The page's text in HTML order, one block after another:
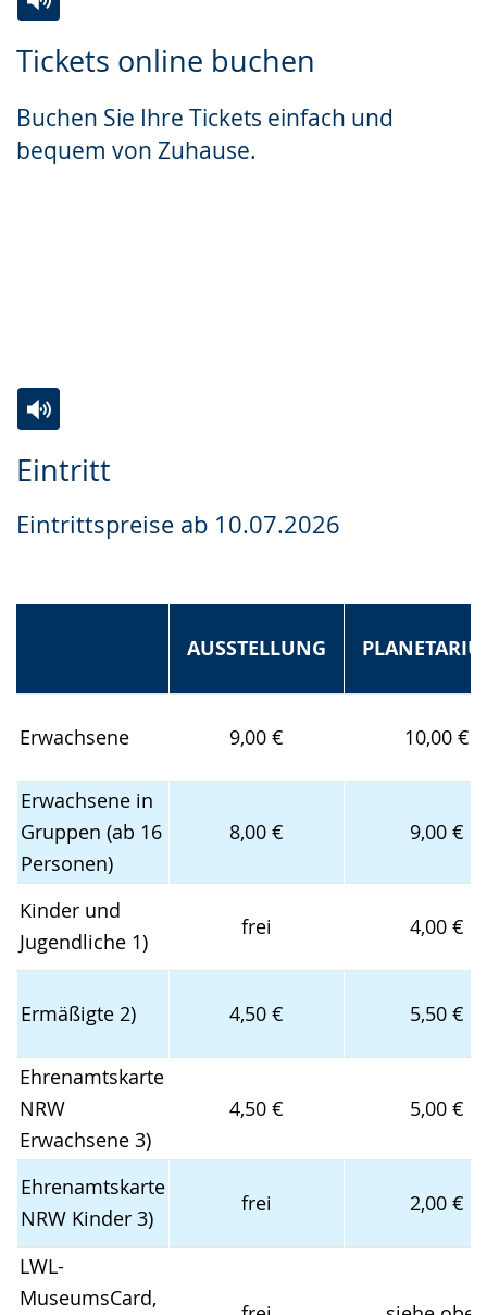
Tickets online buchen
Buchen Sie Ihre Tickets einfach und
bequem von Zuhause.
Leichten
wechseln.
Audio-
Video
Deutscher
Gebärdensprache
Eintritt
Eintrittspreise ab 10.07.2026
AUSSTELLUNG
Erwachsene 9,00 € 10,00 €
Erwachsene in
Gruppen (ab 16
Personen)
8,00 € 9,00 €
Kinder und
Jugendliche 1)
frei 4,00 €
Ermäßigte 2) 4,50 € 5,50 €
Ehrenamtskarte
NRW
Erwachsene 3)
4,50 € 5,00 €
Ehrenamtskarte
NRW Kinder 3)
frei 2,00 €
LWL-
MuseumsCard,
Leichten
wechseln.
Audio-
Video
Deutscher
wird